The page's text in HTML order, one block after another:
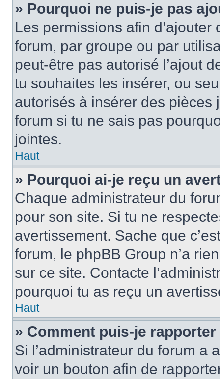
» Pourquoi ne puis-je pas
Les permissions afin
forum, par groupe ou par
peut-être pas autorisé l’ajout
tu souhaites les insérer, ou
autorisés à insérer des pièces
forum si tu ne sais pas
jointes.
Haut
» Pourquoi ai-je reçu un
Chaque administrateur du
pour son site. Si tu ne
avertissement. Sache que
forum, le phpBB Group n’a
sur ce site. Contacte
pourquoi tu as reçu un
Haut
» Comment puis-je
Si l’administrateur du forum a
voir un bouton afin de